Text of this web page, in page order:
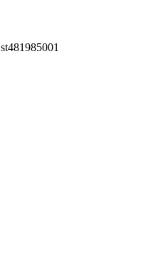
st481985001